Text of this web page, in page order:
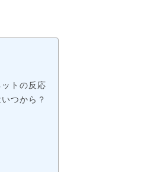
トの反応
つから？